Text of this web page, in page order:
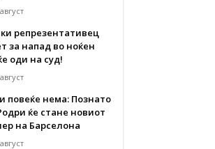
репрезентативец
за напад во ноќен
оди на суд!
повеќе нема: Познато
ќе стане новиот
на Барселона